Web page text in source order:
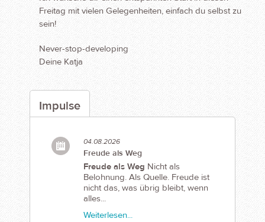
Freitag mit vielen Gelegenheiten, einfach du selbst zu
sein!
Never-stop-developing
Deine Katja
Impulse
Freude als Weg
04.08.2026
Freude als Weg Nicht als
Belohnung. Als Quelle. Freude ist
nicht das, was übrig bleibt, wenn
alles...
Weiterlesen...